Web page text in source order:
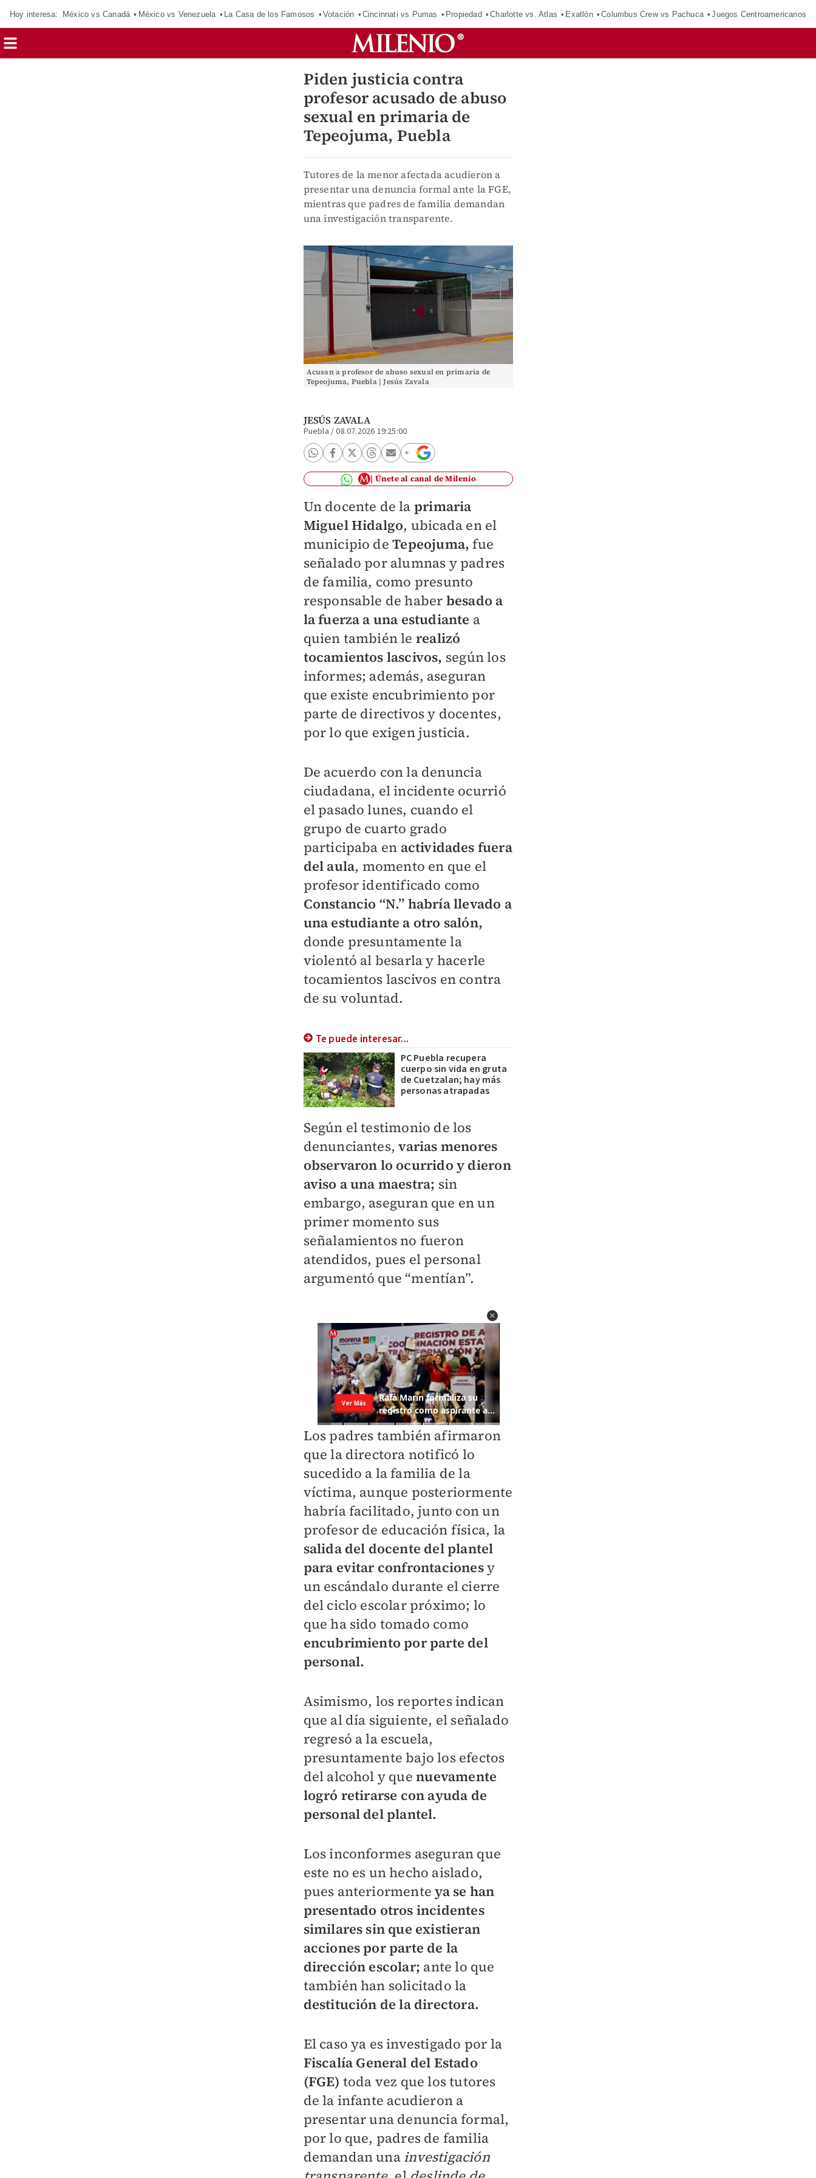
Hoy interesa: México vs Canadá México vs Venezuela La Casa de los Famosos Votación Cincinnati vs Pumas Propiedad Charlotte vs. Atlas Exatlón Columbus Crew vs Pachuca Juegos Centroamericanos
Piden justicia contra
profesor acusado de abuso
sexual en primaria de
Tepeojuma, Puebla
Tutores de la menor afectada acudieron a
presentar una denuncia formal ante la FGE,
mientras que padres de familia demandan
una investigación transparente.
Acusan a profesor de abuso sexual en primaria de
Tepeojuma, Puebla | Jesús Zavala
JESÚS ZAVALA
Puebla /08.07.2026 19:25:00
Únete al canal de Milenio
Un docente de la primaria
Miguel Hidalgo, ubicada en el
municipio deTepeojuma,fue
señalado por alumnas y padres
de familia, como presunto
responsable de haber besado a
la fuerza a una estudiante a
quien también le realizó
tocamientos lascivos, según los
informes; además, aseguran
que existe encubrimiento por
parte de directivos y docentes,
por lo que exigen justicia.
De acuerdo con la denuncia
ciudadana, el incidente ocurrió
el pasado lunes, cuando el
grupo de cuarto grado
participaba en actividades fuera
del aula, momento en que el
profesor identificado como
Constancio “N.” habría llevado a
una estudiante a otro salón,
donde presuntamente la
violentó al besarla y hacerle
tocamientos lascivos en contra
de su voluntad.
Te puede interesar...
PC Puebla recupera
cuerpo sin vida en gruta
de Cuetzalan; hay más
personas atrapadas
Según el testimonio de los
denunciantes,varias menores
observaron lo ocurrido y dieron
aviso a una maestra; sin
embargo, aseguran que en un
primer momento sus
señalamientos no fueron
atendidos, pues el personal
argumentó que “mentían”.
Los padres también afirmaron
que la directora notificó lo
sucedido a la familia de la
víctima, aunque posteriormente
habría facilitado, junto con un
profesor de educación física, la
salida del docente del plantel
para evitar confrontacionesy
un escándalo durante el cierre
del ciclo escolar próximo; lo
que ha sido tomado como
encubrimiento por parte del
personal.
Asimismo, los reportes indican
que al día siguiente, el señalado
regresó a la escuela,
presuntamente bajo los efectos
del alcohol y quenuevamente
logró retirarse con ayuda de
personal del plantel.
Los inconformes aseguran que
este no es un hecho aislado,
pues anteriormente ya se han
presentado otros incidentes
similares sin que existieran
acciones por parte de la
dirección escolar; ante lo que
también han solicitado la
destitución de la directora.
El caso ya es investigado por la
Fiscalía General del Estado
(FGE) toda vez que los tutores
de la infante acudieron a
presentar una denuncia formal,
por lo que, padres de familia
demandan una investigación